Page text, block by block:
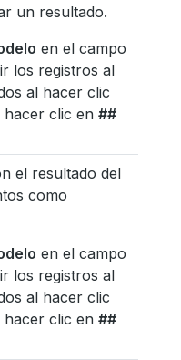
un resultado.
en el campo
los registros al
al hacer clic
hacer clic en ##
el resultado del
como
en el campo
los registros al
al hacer clic
hacer clic en ##